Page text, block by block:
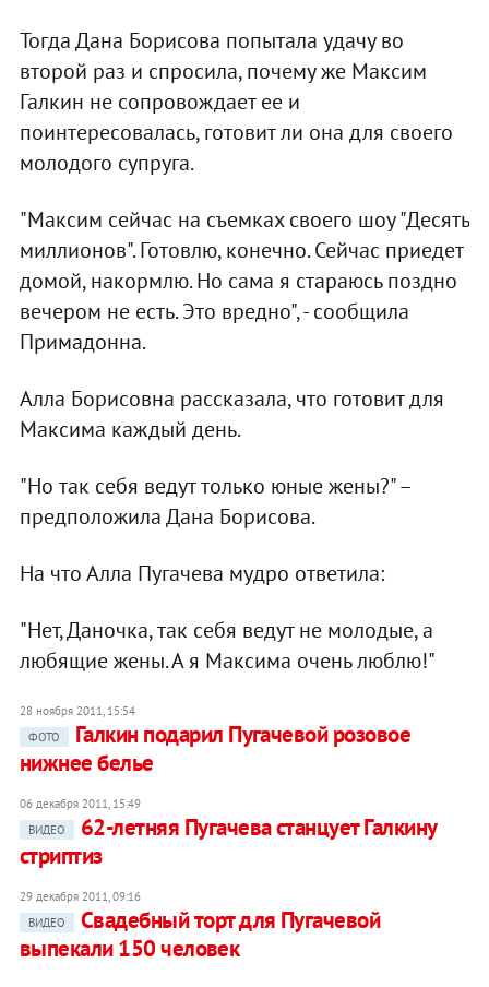
Тогда Дана Борисова попытала удачу во
второй раз и спросила, почему же Максим
Галкин не сопровождает ее и
поинтересовалась, готовит ли она для своего
молодого супруга.
"Максим сейчас на съемках своего шоу "Десять
миллионов". Готовлю, конечно. Сейчас приедет
домой, накормлю. Но сама я стараюсь поздно
вечером не есть. Это вредно", - сообщила
Примадонна.
Алла Борисовна рассказала, что готовит для
Максима каждый день.
"Но так себя ведут только юные жены?" –
предположила Дана Борисова.
На что Алла Пугачева мудро ответила:
"Нет, Даночка, так себя ведут не молодые, а
любящие жены. А я Максима очень люблю!"
28 ноября 2011, 15:54
ФОТО
Галкин подарил Пугачевой розовое
нижнее белье
06 декабря 2011, 15:49
ВИДЕО
62-летняя Пугачева станцует Галкину
стриптиз
29 декабря 2011, 09:16
ВИДЕО
Свадебный торт для Пугачевой
выпекали 150 человек